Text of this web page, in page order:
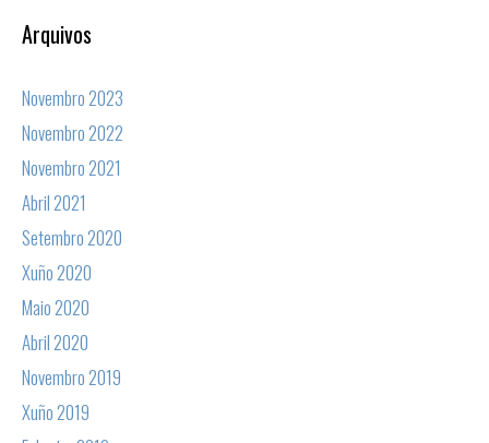
Arquivos
Novembro 2023
Novembro 2022
Novembro 2021
Abril 2021
Setembro 2020
Xuño 2020
Maio 2020
Abril 2020
Novembro 2019
Xuño 2019